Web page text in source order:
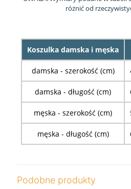
różnić od
Koszulka damska i męska
damska - szerokość (cm)
damska - długość (cm)
męska - szerokość (cm)
męska - długość (cm)
Podobne produkty